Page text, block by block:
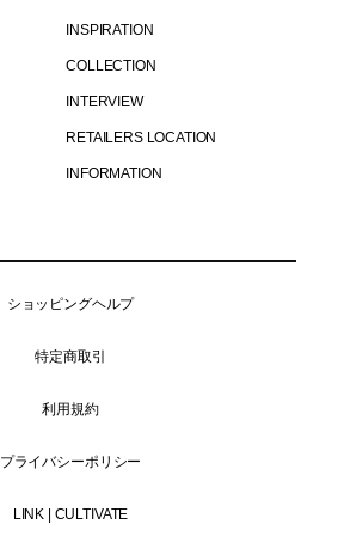
INSPIRATION
COLLECTION
INTERVIEW
RETAILERS LOCATION
INFORMATION
ショッピングヘルプ
特定商取引
利用規約
プライバシーポリシー
LINK | CULTIVATE